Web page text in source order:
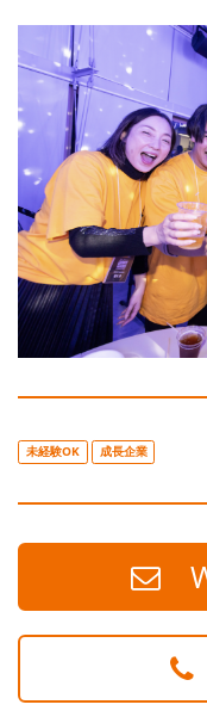
未経験OK 成長企業